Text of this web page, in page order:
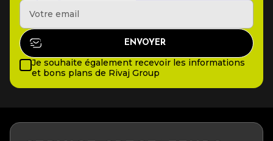
Je souhaite également recevoir les informations
et bons plans de Rivaj Group